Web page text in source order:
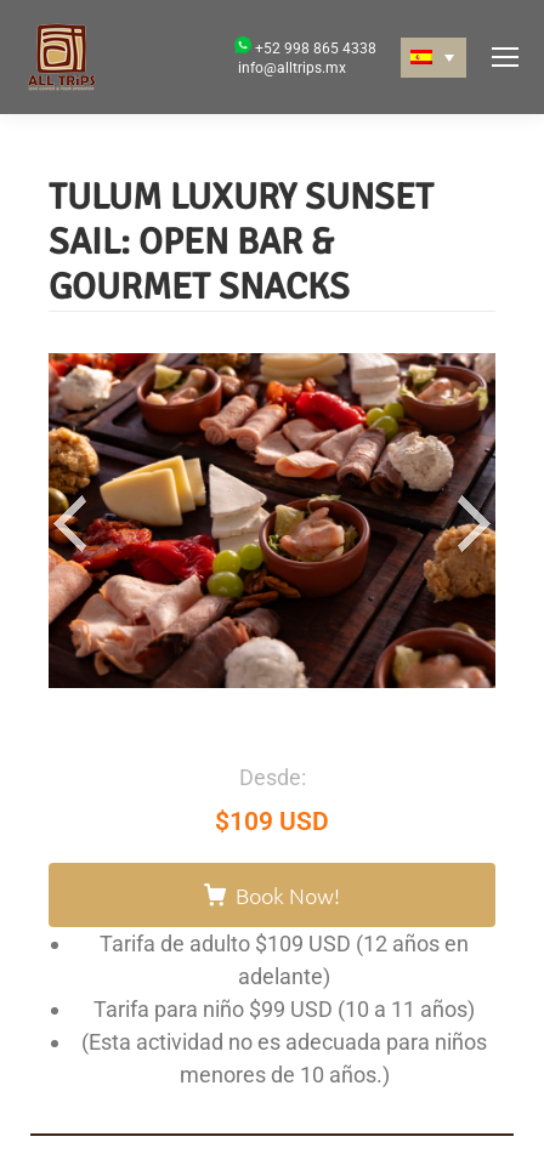
+52 998 865 4338
info@alltrips.mx
TULUM LUXURY SUNSET
SAIL: OPEN BAR &
GOURMET SNACKS
Desde:
$109 USD
Book Now!
Tarifa de adulto $109 USD (12 años en
adelante)
Tarifa para niño $99 USD (10 a 11 años)
(Esta actividad no es adecuada para niños
menores de 10 años.)